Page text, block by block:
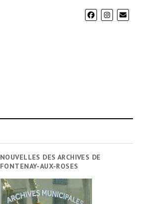
NOUVELLES DES ARCHIVES DE
FONTENAY-AUX-ROSES